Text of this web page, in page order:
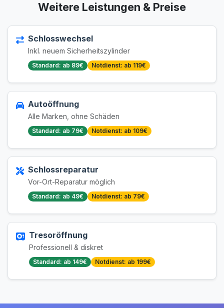
Weitere Leistungen & Preise
Schlosswechsel
Inkl. neuem Sicherheitszylinder
Standard: ab 89€ Notdienst: ab 119€
Autoöffnung
Alle Marken, ohne Schäden
Standard: ab 79€ Notdienst: ab 109€
Schlossreparatur
Vor-Ort-Reparatur möglich
Standard: ab 49€ Notdienst: ab 79€
Tresoröffnung
Professionell & diskret
Standard: ab 149€ Notdienst: ab 199€